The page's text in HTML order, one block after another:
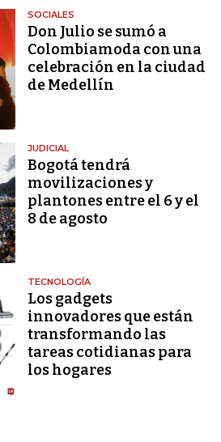
SOCIALES
Don Julio se sumó a
Colombiamoda con una
celebración en la ciudad
de Medellín
JUDICIAL
Bogotá tendrá
movilizaciones y
plantones entre el 6 y el
8 de agosto
TECNOLOGÍA
Los gadgets
innovadores que están
transformando las
tareas cotidianas para
los hogares